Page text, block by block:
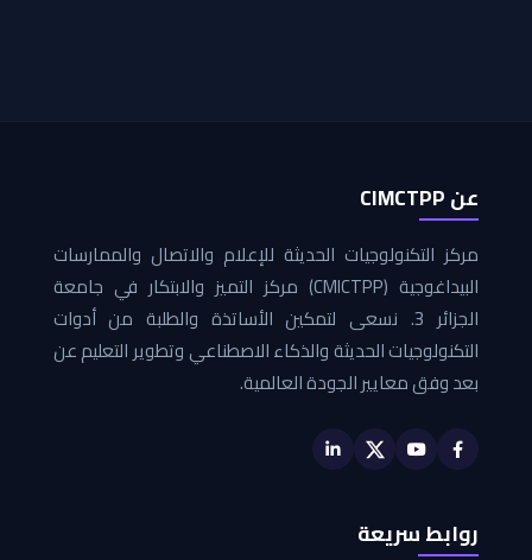
عن CIMCTPP
مركز التكنولوجيات الحديثة للإعلام والاتصال والممارسات
البيداغوجية (CMICTPP) مركز التميز والابتكار في جامعة
الجزائر 3. نسعى لتمكين الأساتذة والطلبة من أدوات
التكنولوجيات الحديثة والذكاء الاصطناعي وتطوير التعليم عن
بعد وفق معايير الجودة العالمية.
روابط سريعة